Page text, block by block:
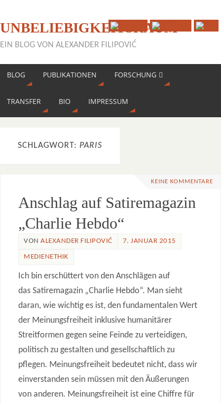
UNBELIEBIGKEITSRAUM
EIN BLOG VON ALEXANDER FILIPOVIĆ
BLOG PUBLIKATIONEN FORSCHUNG
TRANSFER BIO IMPRESSUM
SCHLAGWORT: PARIS
KEINE KOMMENTARE
Anschlag auf Satiremagazin
„Charlie Hebdo“
VON ALEXANDER FILIPOVIĆ 7. JANUAR 2015
MEDIENETHIK
Ich bin erschüttert von den Anschlägen auf
das Satiremagazin „Charlie Hebdo“. Man sieht
daran, wie wichtig es ist, den fundamentalen Wert
der Meinungsfreiheit inklusive humanitärer
Streitformen gegen seine Feinde zu verteidigen,
politisch zu gestalten und gesellschaftlich zu
pflegen. Meinungsfreiheit bedeutet nicht, dass wir
einverstanden sein müssen mit den Äußerungen
von anderen. Meinungsfreiheit ist eine Chiffre für